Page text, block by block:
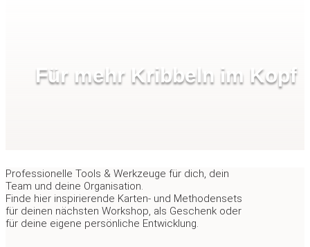
Für mehr Kribbeln im Kopf
Professionelle Tools & Werkzeuge für dich, dein
Team und deine Organisation.
Finde hier inspirierende Karten- und Methodensets
für deinen nächsten Workshop, als Geschenk oder
für deine eigene persönliche Entwicklung.